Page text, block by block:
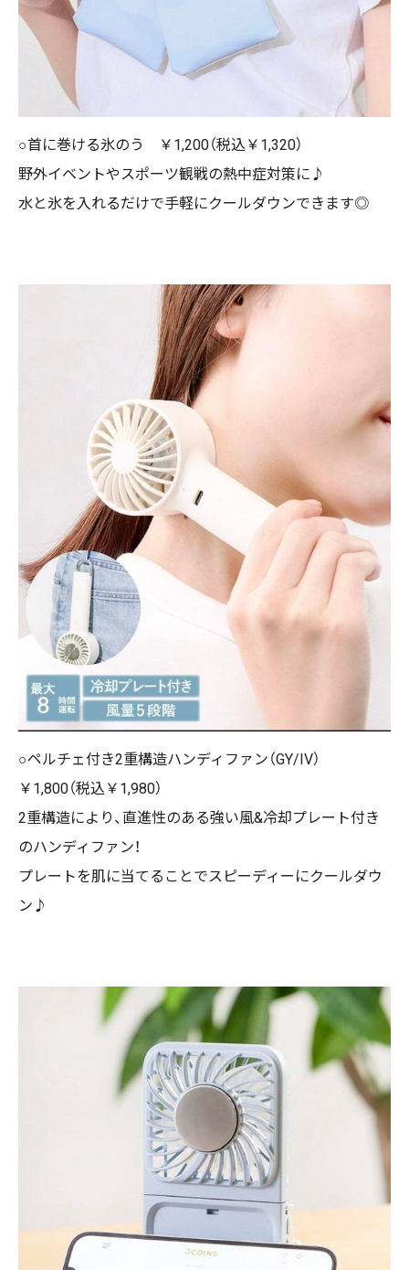
○首に巻ける氷のう ￥1,200（税込￥1,320）
野外イベントやスポーツ観戦の熱中症対策に♪
水と氷を入れるだけで手軽にクールダウンできます◎
○ペルチェ付き2重構造ハンディファン（GY/IV）
￥1,800（税込￥1,980）
2重構造により、直進性のある強い風&冷却プレート付き
のハンディファン！
プレートを肌に当てることでスピーディーにクールダウ
ン♪